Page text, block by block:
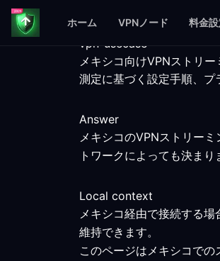
ホーム VPNノード 料金設
vpn-usecase
メキシコ向けVPNストリ
測定に基づく設定手順、
Answer
メキシコのVPNストリー
トワークによっても決まり
Local context
メキシコ経由で接続する
維持できます。
このページはメキシコで